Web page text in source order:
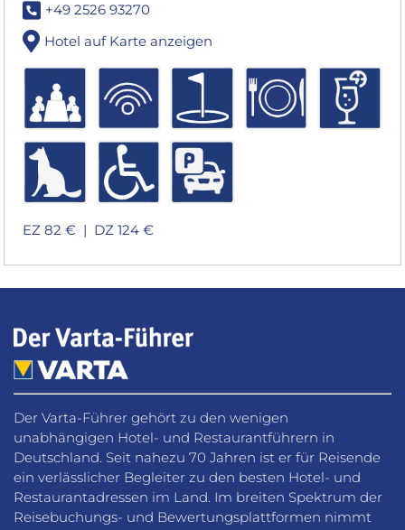
+49 2526 93270
Hotel auf Karte anzeigen
EZ 82 € | DZ 124 €
Der Varta-Führer gehört zu den wenigen
unabhängigen Hotel- und Restaurantführern in
Deutschland. Seit nahezu 70 Jahren ist er für Reisende
ein verlässlicher Begleiter zu den besten Hotel- und
Restaurantadressen im Land. Im breiten Spektrum der
Reisebuchungs- und Bewertungsplattformen nimmt